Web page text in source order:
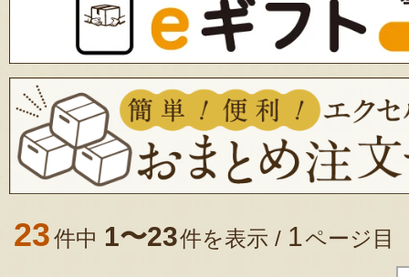
23件中 1〜23件を表示 / 1ページ目